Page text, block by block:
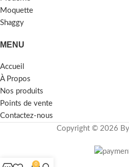
Moquette
Shaggy
MENU
Accueil
À Propos
Nos produits
Points de vente
Contactez-nous
Copyright © 2026
0